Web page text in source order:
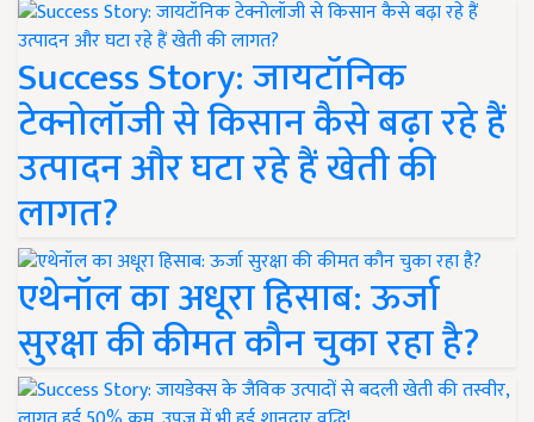
Success Story: जायटॉनिक
टेक्नोलॉजी से किसान कैसे बढ़ा रहे हैं
उत्पादन और घटा रहे हैं खेती की
लागत?
एथेनॉल का अधूरा हिसाब: ऊर्जा
सुरक्षा की कीमत कौन चुका रहा है?